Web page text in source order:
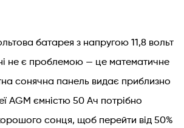
батарея з напругою 11,8 вольт
не є проблемою — це математичне
сонячна панель видає приблизно
AGM ємністю 50 Ач потрібно
сонця, щоб перейти від 50%